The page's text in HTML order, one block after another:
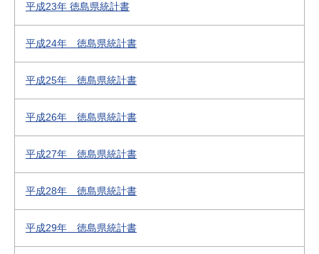
平成23年 徳島県統計書
平成24年 徳島県統計書
平成25年 徳島県統計書
平成26年 徳島県統計書
平成27年 徳島県統計書
平成28年 徳島県統計書
平成29年 徳島県統計書